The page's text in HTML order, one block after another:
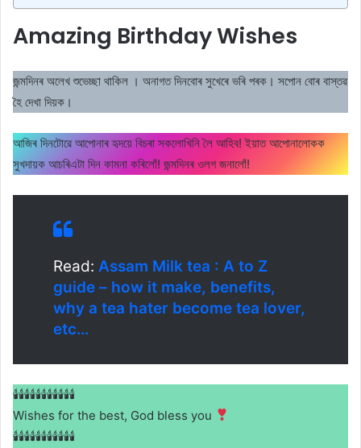
Amazing Birthday Wishes
জন্মদিনৰ অলেখ শুভেচ্ছা থাকিল । অনাগত দিনবোৰ সুখেৰে ভৰি পৰক। সপোন বোৰ বাস্তৱ
হৈ দেখা দিয়ক।
আজিৰ দিনটোৱে আপোনাৰ হৃদয়ে বিচৰা সকলোখিনি লৈ আহিব! ইয়াত আপোনালোকক
সুখদায়ক আচৰিএটা দিন কামনা কৰিলোঁ! জন্মদিনৰ ওলগ জনালোঁ!
Read: Assam Milk tea : A to Z
guide – how it make, benefits,
why a tea hater become tea lover,
etc…
🕯🕯🕯🕯🕯🕯🕯🕯🕯🕯🕯
Wishes for the best, God bless you
🕯🕯🕯🕯🕯🕯🕯🕯🕯🕯🕯